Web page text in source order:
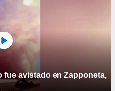
fue avistado en Zapponeta,